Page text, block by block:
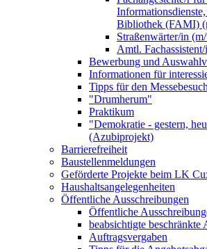
Bibliothek (FAMI)
Straßenwärter/in
Amtl.
Bewerbung und
Informationen für
Tipps für den Messebesuch
"Drumherum"
Praktikum
"Demokratie - gestern,
(Azubiprojekt)
Barrierefreiheit
Baustellenmeldungen
Geförderte Projekte beim LK
Haushaltsangelegenheiten
Öffentliche Ausschreibungen
Öffentliche
beabsichtigte beschränkte
Auftragsvergaben